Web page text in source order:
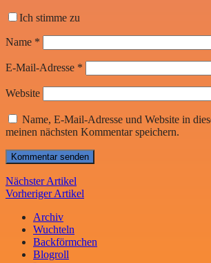
Ich stimme zu
Name *
E-Mail-Adresse *
Website
Name, E-Mail-Adresse und Website in
meinen nächsten Kommentar speichern.
Nächster Artikel
Vorheriger Artikel
Archiv
Wuchteln
Backförmchen
Blogroll